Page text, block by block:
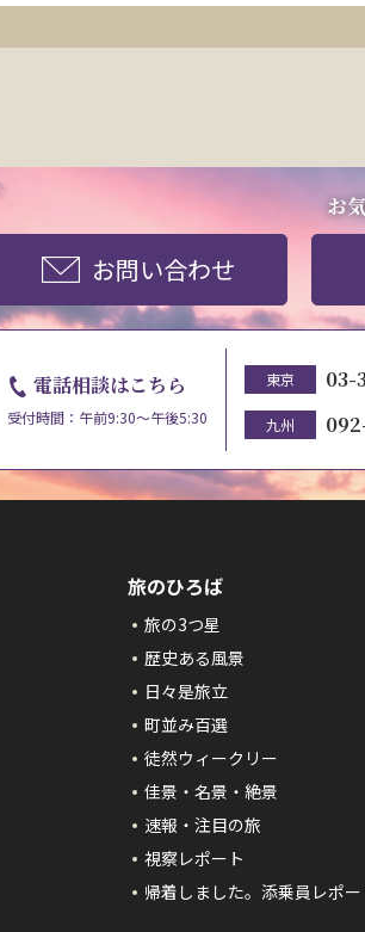
お
お問い合わせ
電話相談はこちら
受付時間：午前9:30～午後5:30
東京 03-
九州
旅のひろば
旅の3つ星
歴史ある風景
日々是旅立
町並み百選
徒然ウィークリー
佳景・名景・絶景
速報・注目の旅
視察レポート
帰着しました。添乗員レポー